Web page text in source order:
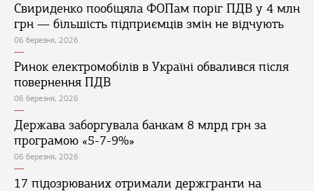
Свириденко пообіцяла ФОПам поріг ПДВ у 4 млн
грн — більшість підприємців змін не відчують
06 березня, 2026
Ринок електромобілів в Україні обвалився після
повернення ПДВ
06 березня, 2026
Держава заборгувала банкам 8 млрд грн за
програмою «5-7-9%»
06 березня, 2026
17 підозрюваних отримали держгранти на